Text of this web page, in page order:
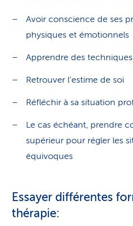
Avoir conscience de ses
physiques et émotionnels
Apprendre des
Retrouver l’estime de soi
Réfléchir à sa situation
Le cas échéant, prendre
supérieur pour régler les
équivoques
Essayer différentes
thérapie: